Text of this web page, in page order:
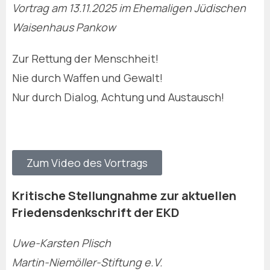
Vortrag am 13.11.2025 im Ehemaligen Jüdischen
Waisenhaus Pankow
Zur Rettung der Menschheit!
Nie durch Waffen und Gewalt!
Nur durch Dialog, Achtung und Austausch!
Zum Video des Vortrags
Kritische Stellungnahme zur aktuellen
Friedensdenkschrift der EKD
Uwe-Karsten Plisch
Martin-Niemöller-Stiftung e.V.